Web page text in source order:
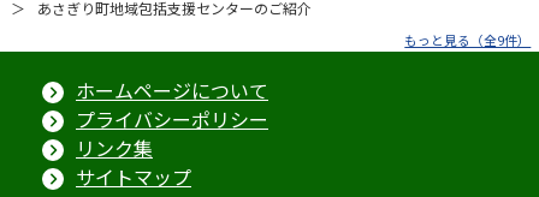
あさぎり町地域包括支援センターのご紹介
もっと見る（全9件）
ホームページについて
プライバシーポリシー
リンク集
サイトマップ